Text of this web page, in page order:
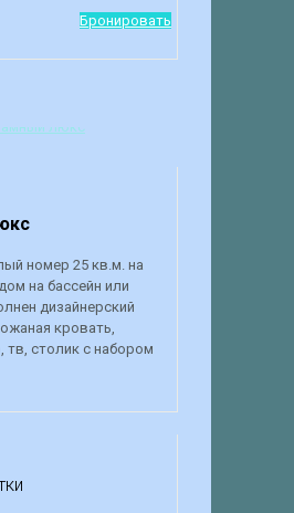
Бронировать
номер 25 кв.м. на
на бассейн или
дизайнерский
кровать,
тв, столик с набором